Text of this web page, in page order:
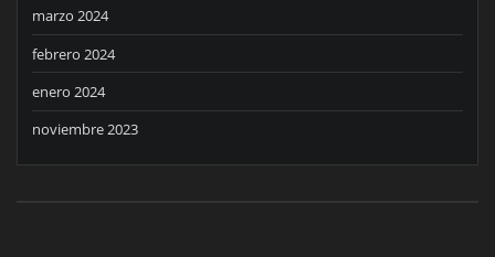
marzo 2024
febrero 2024
enero 2024
noviembre 2023